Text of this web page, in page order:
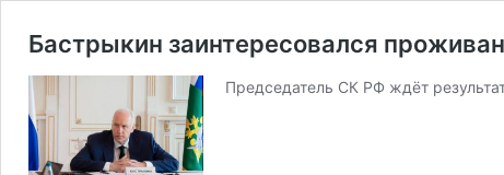
Бастрыкин заинтересовался
Председатель СК РФ ждёт